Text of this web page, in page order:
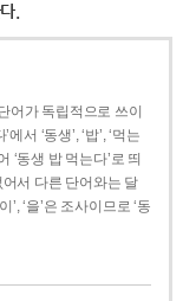
.
어가 독립적으로 쓰이
서 ‘동생’, ‘밥’, ‘먹는
‘동생 밥 먹는다’로 띄
서 다른 단어와는 달
‘을’은 조사이므로 ‘동